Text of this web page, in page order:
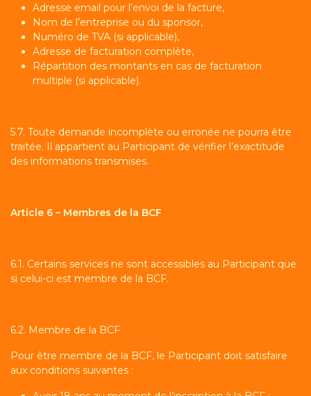
Adresse email pour l’envoi de la facture,
Nom de l’entreprise ou du sponsor,
Numéro de TVA (si applicable),
Adresse de facturation complète,
Répartition des montants en cas de facturation
multiple (si applicable).
5.7. Toute demande incomplète ou erronée ne pourra être
traitée. Il appartient au Participant de vérifier l’exactitude
des informations transmises.
Article 6 – Membres de la BCF
6.1. Certains services ne sont accessibles au Participant que
si celui-ci est membre de la BCF.
6.2. Membre de la BCF
Pour être membre de la BCF, le Participant doit satisfaire
aux conditions suivantes :